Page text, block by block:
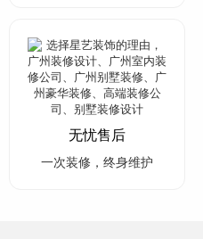
无忧售后
一次装修，终身维护